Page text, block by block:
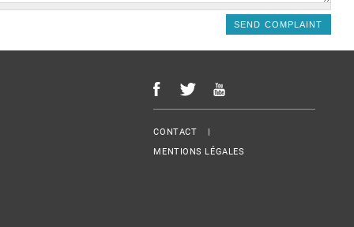
Menu Footer
CONTACT
MENTIONS LÉGALES